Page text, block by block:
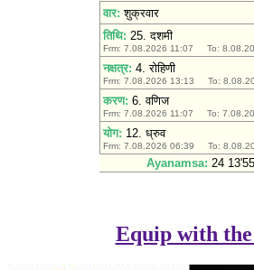
Equip with